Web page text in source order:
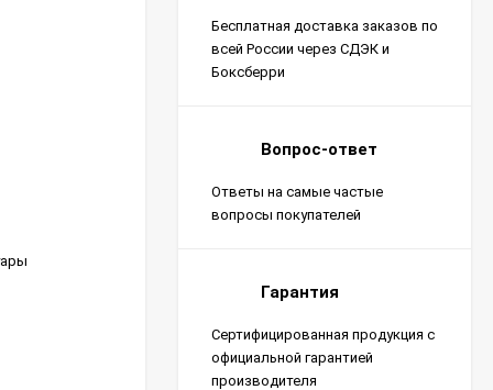
Бесплатная доставка заказов по
всей России через СДЭК и
Боксберри
Вопрос-ответ
Ответы на самые частые
вопросы покупателей
Гарантия
Сертифицированная продукция с
официальной гарантией
производителя